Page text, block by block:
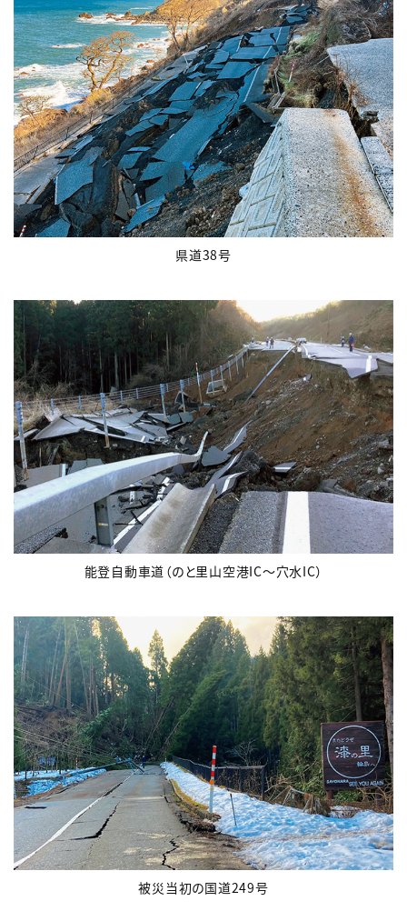
県道38号
能登自動車道（のと里山空港IC～穴水IC）
被災当初の国道249号